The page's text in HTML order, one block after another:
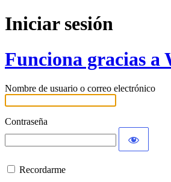
Iniciar sesión
Funciona gracias a
Nombre de usuario o correo electrónico
Contraseña
Recordarme